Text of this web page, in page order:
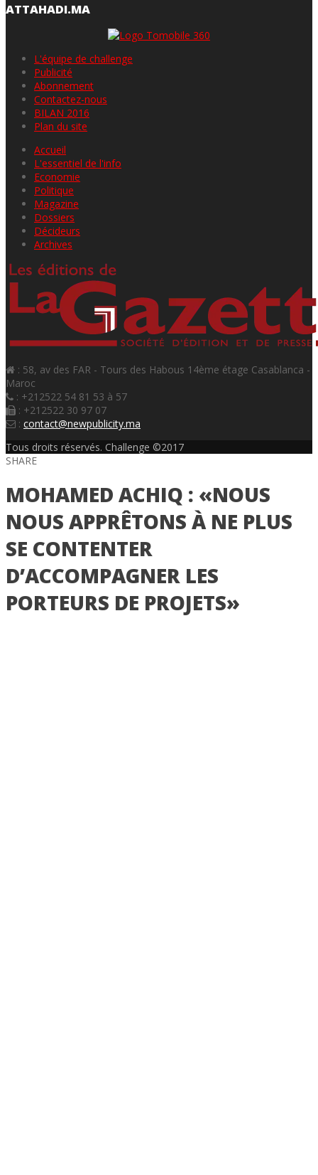
ATTAHADI.MA
L'équipe de challenge
Publicité
Abonnement
Contactez-nous
BILAN 2016
Plan du site
Accueil
L'essentiel de l'info
Economie
Politique
Magazine
Dossiers
Décideurs
Archives
: 58, av des FAR - Tours des Habous 14ème étage Casablanca -
Maroc
: +212522 54 81 53 à 57
: +212522 30 97 07
: contact@newpublicity.ma
Tous droits réservés. Challenge ©2017
SHARE
MOHAMED ACHIQ : «NOUS
NOUS APPRÊTONS À NE PLUS
SE CONTENTER
D’ACCOMPAGNER LES
PORTEURS DE PROJETS»